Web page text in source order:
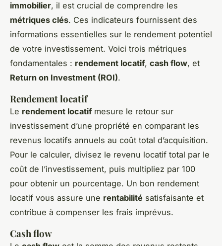
immobilier, il est crucial de comprendre les
métriques clés. Ces indicateurs fournissent des
informations essentielles sur le rendement potentiel
de votre investissement. Voici trois métriques
fondamentales : rendement locatif, cash flow, et
Return on Investment (ROI).
Rendement locatif
Le rendement locatifmesure le retour sur
investissement d’une propriété en comparant les
revenus locatifs annuels au coût total d’acquisition.
Pour le calculer, divisez le revenu locatif total par le
coût de l’investissement, puis multipliez par 100
pour obtenir un pourcentage. Un bon rendement
locatif vous assure une rentabilité satisfaisante et
contribue à compenser les frais imprévus.
Cash flow